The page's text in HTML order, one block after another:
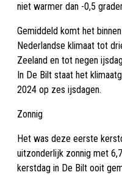
niet warmer dan -0,5
Gemiddeld komt het
Nederlandse klimaat tot
Zeeland en tot negen
In De Bilt staat het
2024 op zes ijsdagen.
Zonnig
Het was deze eerste
uitzonderlijk zonnig met
kerstdag in De Bilt ooit